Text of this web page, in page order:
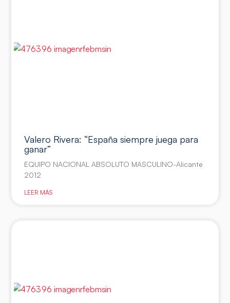
Valero Rivera: “España siempre juega para
ganar”
EQUIPO NACIONAL ABSOLUTO MASCULINO-Alicante
2012
LEER MÁS